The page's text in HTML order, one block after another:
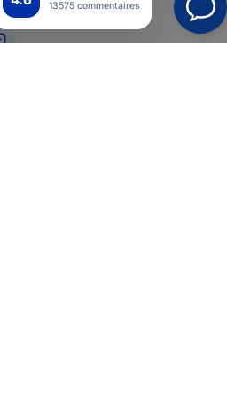
13575 commentaires